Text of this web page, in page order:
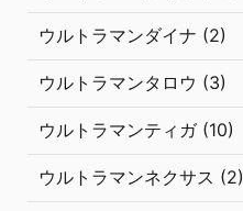
ウルトラマンダイナ (2)
ウルトラマンタロウ (3)
ウルトラマンティガ (10)
ウルトラマンネクサス (2)